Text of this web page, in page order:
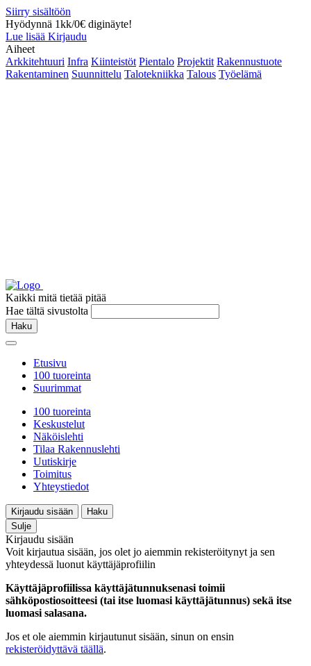
Siirry sisältöön
Hyödynnä 1kk/0€ diginäyte!
Lue lisää Kirjaudu
Aiheet
Arkkitehtuuri Infra Kiinteistöt Pientalo Projektit Rakennustuote
Rakentaminen Suunnittelu Talotekniikka Talous Työelämä
Kaikki mitä tietää pitää
Hae tältä sivustolta
Haku
Etusivu
100 tuoreinta
Suurimmat
100 tuoreinta
Keskustelut
Näköislehti
Tilaa Rakennuslehti
Uutiskirje
Toimitus
Yhteystiedot
Kirjaudu sisään
Haku
Sulje
Kirjaudu sisään
Voit kirjautua sisään, jos olet jo aiemmin rekisteröitynyt ja sen
yhteydessä luonut käyttäjäprofiilin
Käyttäjäprofiilissa käyttäjätunnuksenasi toimii
sähköpostiosoitteesi (tai itse luomasi käyttäjätunnus) sekä itse
luomasi salasana.
Jos et ole aiemmin kirjautunut sisään, sinun on ensin
rekisteröidyttävä täällä.